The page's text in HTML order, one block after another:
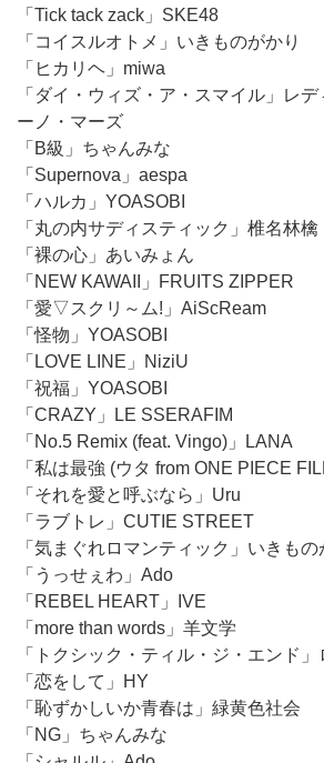
「Tick tack zack」SKE48
「コイスルオトメ」いきものがかり
「ヒカリヘ」miwa
「ダイ・ウィズ・ア・スマイル」レ
ーノ・マーズ
「B級」ちゃんみな
「Supernova」aespa
「ハルカ」YOASOBI
「丸の内サディスティック」椎名林檎
「裸の心」あいみょん
「NEW KAWAII」FRUITS ZIPPER
「愛▽スクリ～ム!」AiScReam
「怪物」YOASOBI
「LOVE LINE」NiziU
「祝福」YOASOBI
「CRAZY」LE SSERAFIM
「No.5 Remix (feat. Vingo)」LANA
「私は最強 (ウタ from ONE PIECE
「それを愛と呼ぶなら」Uru
「ラブトレ」CUTIE STREET
「気まぐれロマンティック」いきもの
「うっせぇわ」Ado
「REBEL HEART」IVE
「more than words」羊文学
「トクシック・ティル・ジ・エンド」
「恋をして」HY
「恥ずかしいか青春は」緑黄色社会
「NG」ちゃんみな